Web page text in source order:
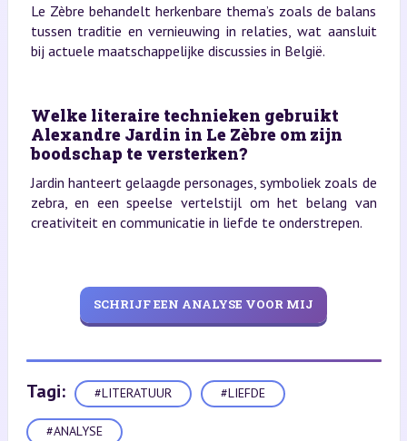
Le Zèbre behandelt herkenbare thema’s zoals de balans
tussen traditie en vernieuwing in relaties, wat aansluit
bij actuele maatschappelijke discussies in België.
Welke literaire technieken gebruikt
Alexandre Jardin in Le Zèbre om zijn
boodschap te versterken?
Jardin hanteert gelaagde personages, symboliek zoals de
zebra, en een speelse vertelstijl om het belang van
creativiteit en communicatie in liefde te onderstrepen.
SCHRIJF EEN ANALYSE VOOR MIJ
Tagi: #LITERATUUR #LIEFDE
#ANALYSE